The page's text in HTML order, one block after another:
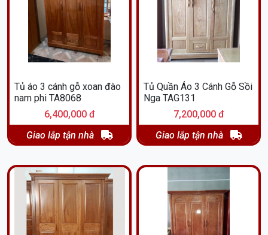
Tủ áo 3 cánh gỗ xoan đào
nam phi TA8068
6,400,000 đ
Giao lắp tận nhà
Tủ Quần Áo 3 Cánh Gỗ Sồi
Nga TAG131
7,200,000 đ
Giao lắp tận nhà